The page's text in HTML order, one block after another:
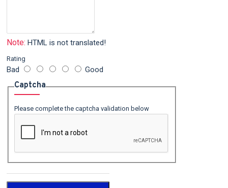
Note: HTML is not translated!
Rating
Bad Good
Captcha
Please complete the captcha validation below